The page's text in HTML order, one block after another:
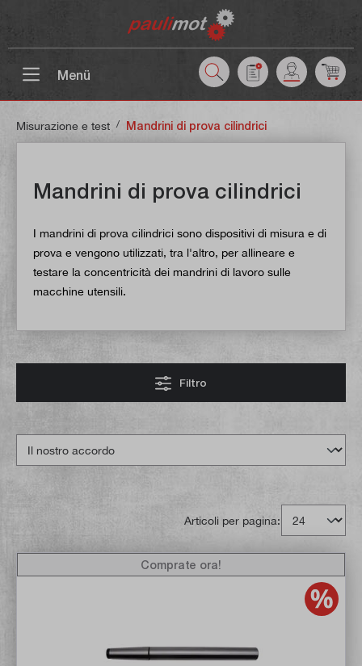
Menü
Misurazione e test / Mandrini di prova cilindrici
Mandrini di prova cilindrici
I mandrini di prova cilindrici sono dispositivi di misura e di
prova e vengono utilizzati, tra l'altro, per allineare e
testare la concentricità dei mandrini di lavoro sulle
macchine utensili.
Filtro
Articoli per pagina:
Comprate ora!